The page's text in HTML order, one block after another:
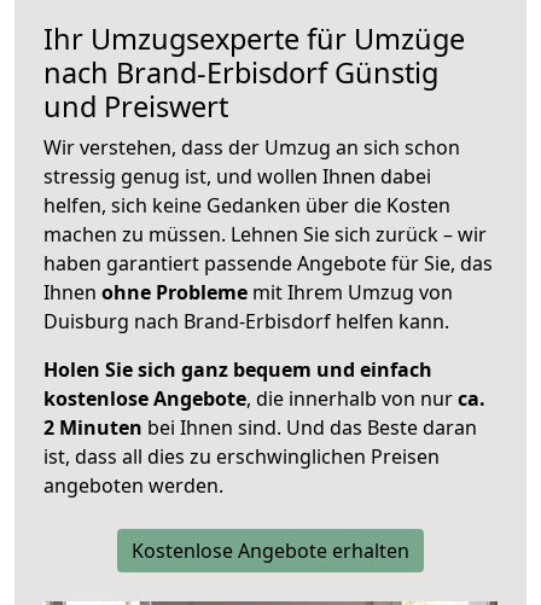
Ihr Umzugsexperte für Umzüge
nach Brand-ErbisdorfGünstig
und Preiswert
Wir verstehen, dass der Umzug an sich schon
stressig genug ist, und wollen Ihnen dabei
helfen, sich keine Gedanken über die Kosten
machen zu müssen. Lehnen Sie sich zurück – wir
haben garantiert passende Angebote für Sie, das
Ihnen ohne Probleme mit Ihrem Umzug von
Duisburg nach Brand-Erbisdorf helfen kann.
Holen Sie sich ganz bequem und einfach
kostenlose Angebote, die innerhalb von nurca.
2 Minuten bei Ihnen sind. Und das Beste daran
ist, dass all dies zu erschwinglichen Preisen
angeboten werden.
Kostenlose Angebote erhalten